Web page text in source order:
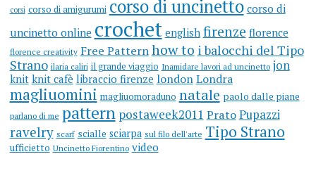
corsi corso di amigurumi corso di uncinetto corso di
uncinetto online crochet english firenze florence
florence creativity Free Pattern how to i balocchi del Tipo
Strano ilaria caliri il grande viaggio Inamidare lavori ad uncinetto jon
knit knit cafè libraccio firenze london Londra
magliuomini magliuomoraduno natale paolo dalle piane
parlano di me pattern postaweek2011 Prato Pupazzi
ravelry scarf scialle sciarpa sul filo dell'arte Tipo Strano
ufficietto Uncinetto Fiorentino video